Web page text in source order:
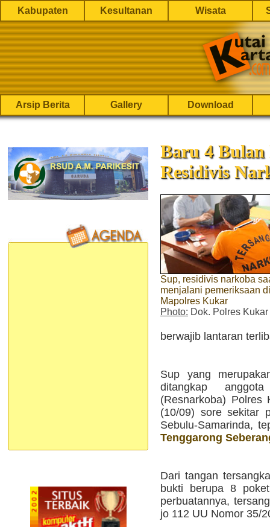
Kabupaten Kesultanan Wisata
Arsip Berita Gallery Download
Baru 4
Residivis
Sup, residivis narkoba
menjalani pemeriksaan di
Mapolres Kukar
Photo: Dok. Polres Kukar
berwajib lantaran
Sup yang
ditangkap
(Resnarkoba) Polres
(10/09) sore sekitar
Sebulu-Samarinda,
Tenggarong
Dari tangan
bukti berupa 8
perbuatannya,
jo 112 UU Nomor 35/